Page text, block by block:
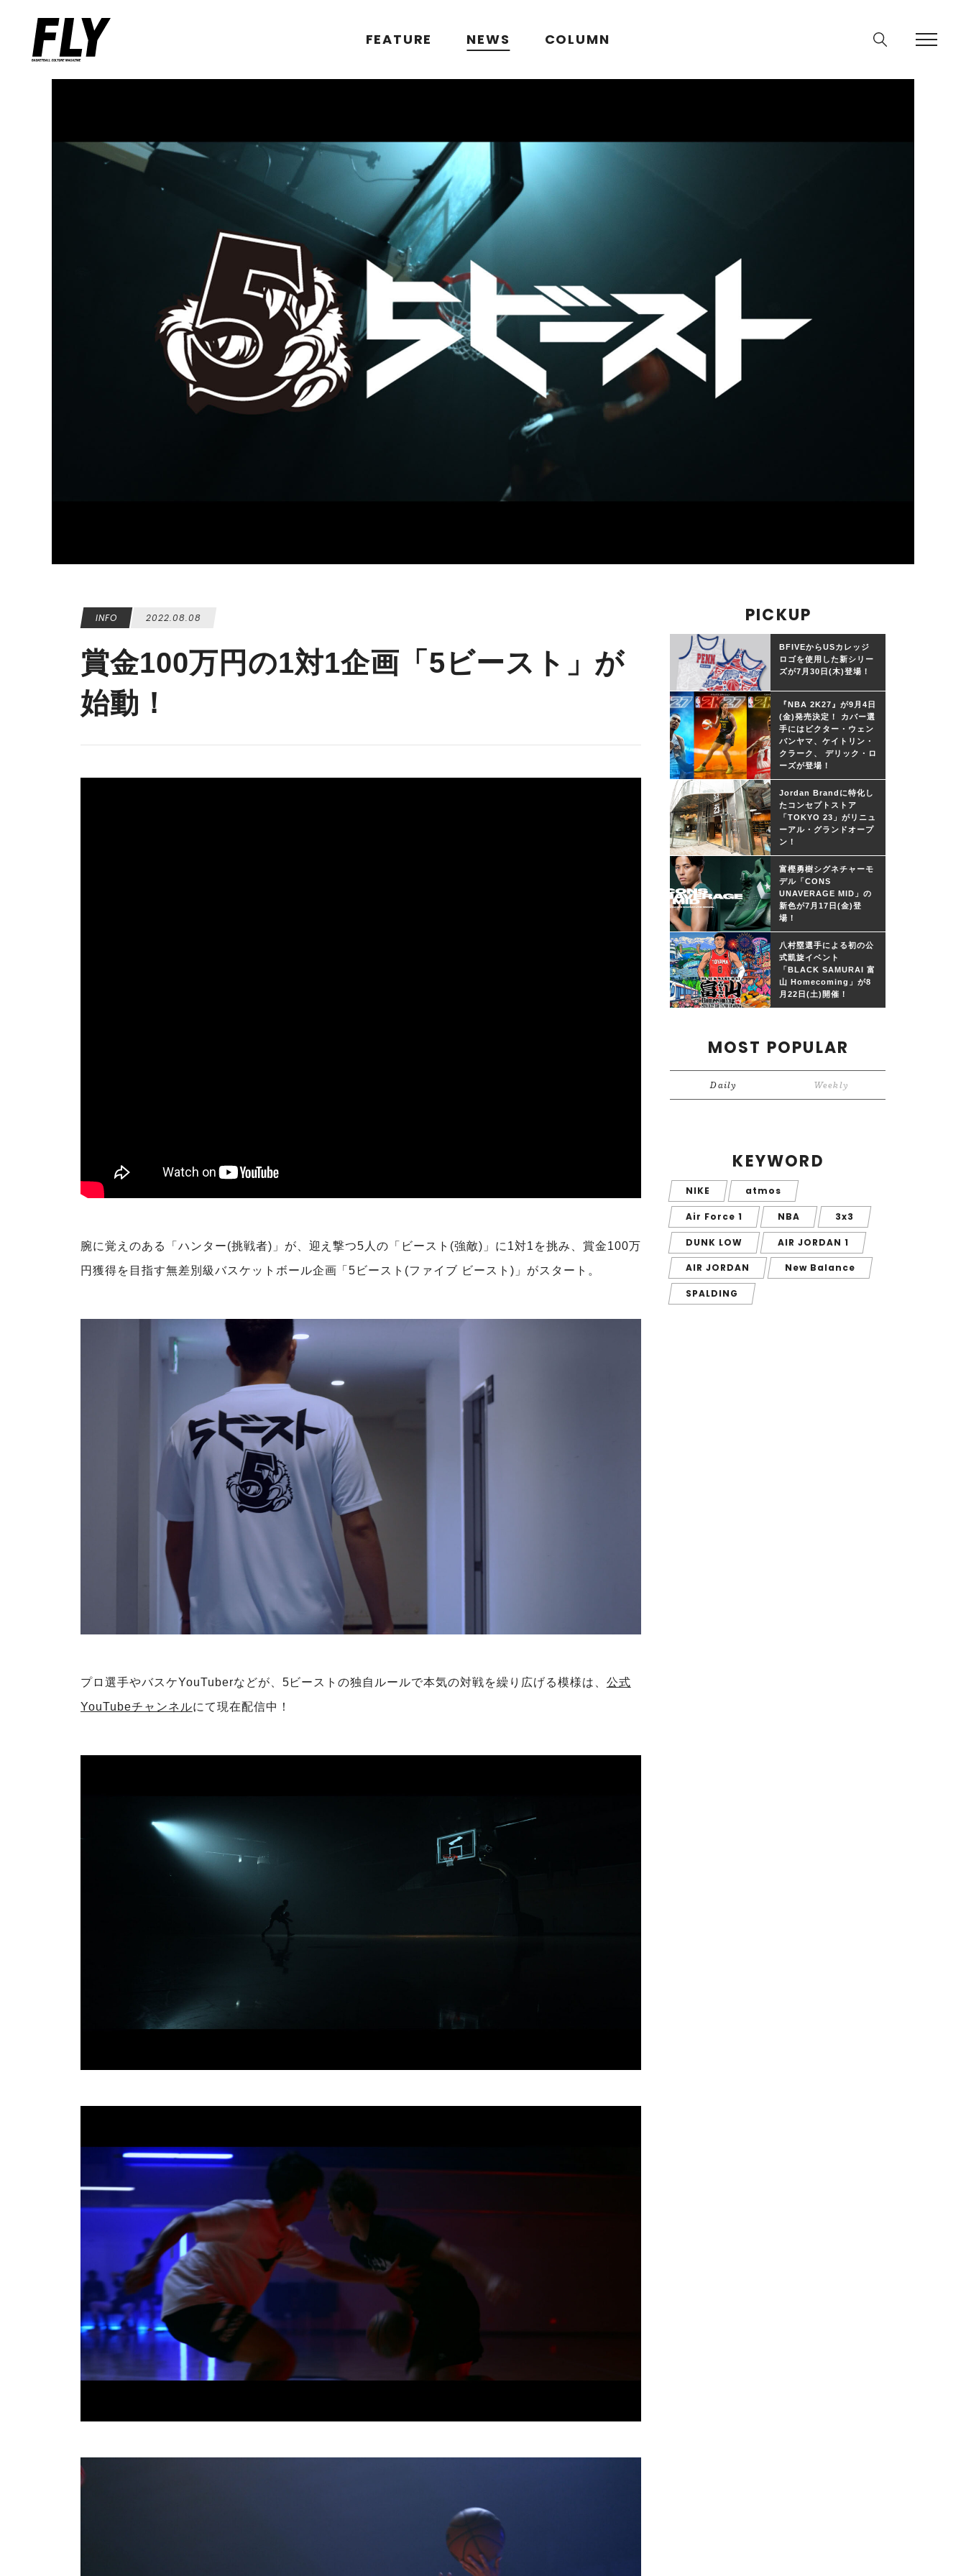
FEATURE NEWS COLUMN
INFO 2022.08.08
賞⾦100万円の1対1企画「5ビースト」が
始動！
腕に覚えのある「ハンター(挑戦者)」が、迎え撃つ5⼈の「ビースト(強敵)」に1対1を挑み、賞⾦100万
円獲得を⽬指す無差別級バスケットボール企画「5ビースト(ファイブ ビースト)」がスタート。
プロ選⼿やバスケYouTuberなどが、5ビーストの独⾃ルールで本気の対戦を繰り広げる模様は、 公式
YouTubeチャンネルにて現在配信中！
PICKUP
BFIVEからUSカレッジ
ロゴを使用した新シリー
ズが7月30日(木)登場！
『NBA 2K27』が9月4日
(金)発売決定！ カバー選
手にはビクター・ウェン
バンヤマ、ケイトリン・
クラーク、 デリック・ロ
ーズが登場！
Jordan Brandに特化し
たコンセプトストア
「TOKYO 23」がリニュ
ーアル・グランドオープ
ン！
富樫勇樹シグネチャーモ
デル「CONS
UNAVERAGE MID」の
新色が7月17日(金)登
場！
八村塁選手による初の公
式凱旋イベント
「BLACK SAMURAI 富
山 Homecoming」が8
月22日(土)開催！
MOST POPULAR
Daily Weekly
KEYWORD
NIKE atmos
Air Force 1 NBA 3x3
DUNK LOW AIR JORDAN 1
AIR JORDAN New Balance
SPALDING